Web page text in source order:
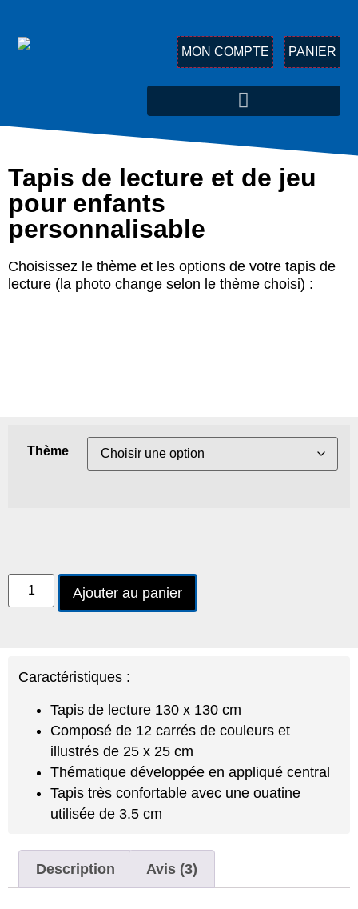
MON COMPTE PANIER
Tapis de lecture et de jeu
pour enfants
personnalisable
Choisissez le thème et les options de votre tapis de
lecture (la photo change selon le thème choisi) :
Thème
Ajouter au panier
Caractéristiques :
Tapis de lecture 130 x 130 cm
Composé de 12 carrés de couleurs et
illustrés de 25 x 25 cm
Thématique développée en appliqué central
Tapis très confortable avec une ouatine
utilisée de 3.5 cm
Description Avis (3)